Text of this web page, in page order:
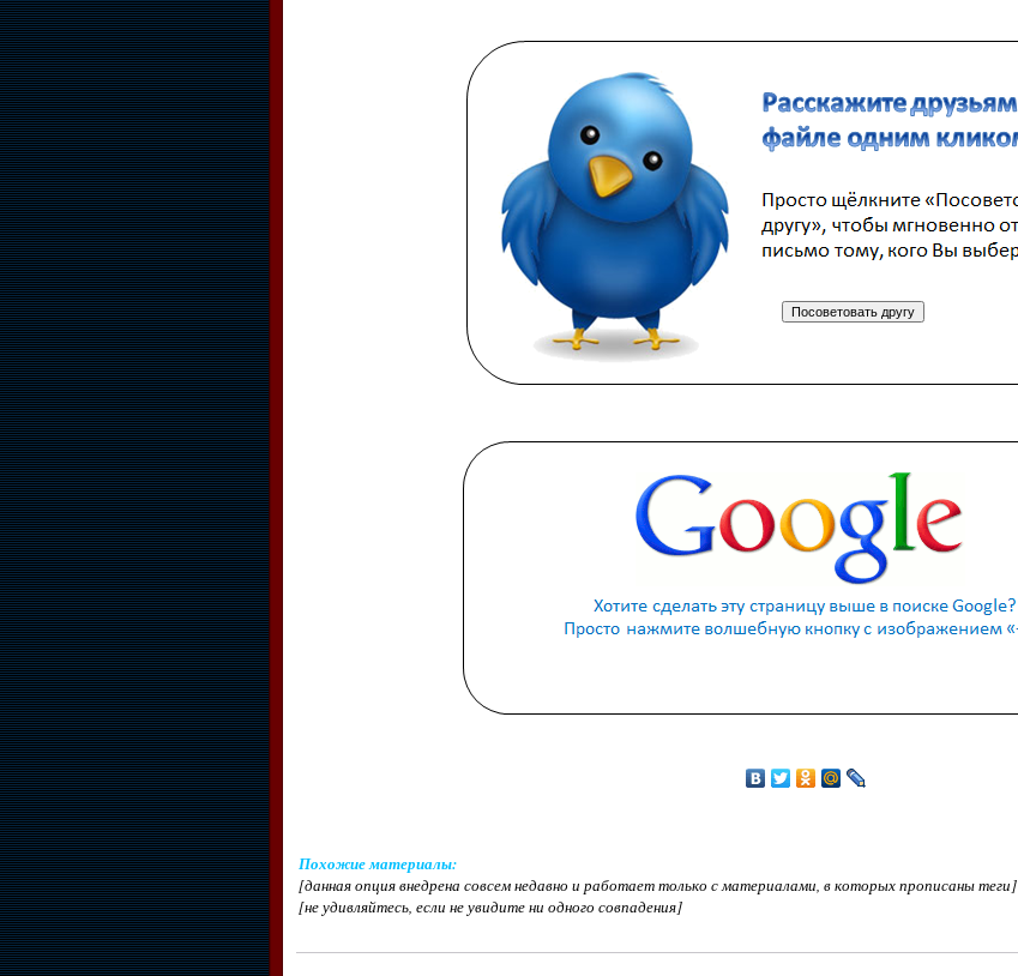
Похожие материалы:
[данная опция внедрена совсем недавно и работает только с материалами, в которых прописаны теги]
[не удивляйтесь, если не увидите ни одного совпадения]